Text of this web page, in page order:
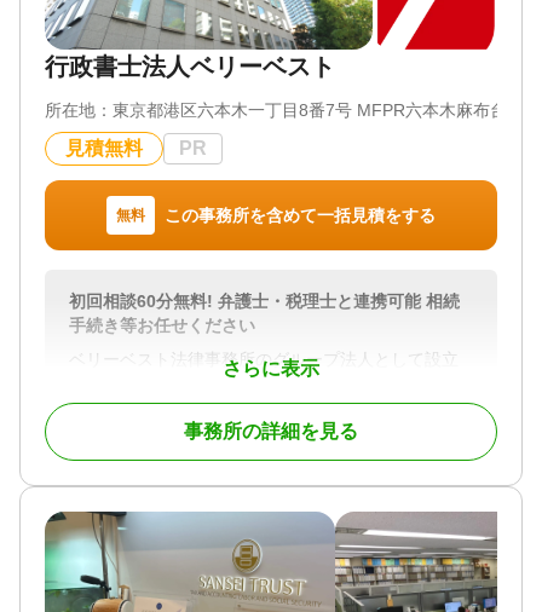
行政書士法人ベリーベスト
所在地： 東京都港区六本木一丁目8番7号 MFPR六本木麻布台ビ
見積無料 PR
無料 この事務所を含めて一括見積をする
さらに表示
初回相談60分無料! 弁護士・税理士と連携可能 相続
手続き等お任せください
ベリーベスト法律事務所のグループ法人として設立
した行政書士事務所です。
グループ法人に在籍している全国各地の士業と密に
連携し、お客様の相続に関するお悩みに対応してい
ます。
サポートをご案内
========================
行政書士がお客さまのお話を伺い、法的なアドバイ
事務所の詳細を見る